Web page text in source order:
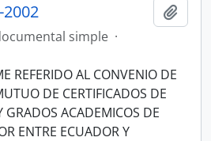
simple ·
REFERIDO AL CONVENIO DE
DE CERTIFICADOS DE
GRADOS ACADEMICOS DE
ENTRE ECUADOR Y